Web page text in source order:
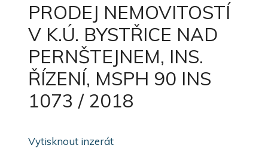
PRODEJ NEMOVITOSTÍ
V K.Ú. BYSTŘICE NAD
PERNŠTEJNEM, INS.
ŘÍZENÍ, MSPH 90 INS
1073 / 2018
Vytisknout inzerát